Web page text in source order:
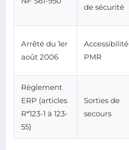
de sécurité
Arrêté du 1er
août 2006
Accessibilité
PMR
Règlement
ERP (articles
R*123-1 à 123-
55)
Sorties de
secours